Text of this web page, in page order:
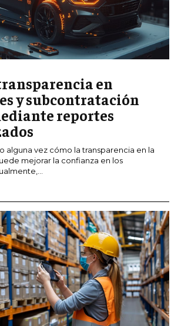
en
y subcontratación
reportes
alguna vez cómo la transparencia en la
mejorar la confianza en los